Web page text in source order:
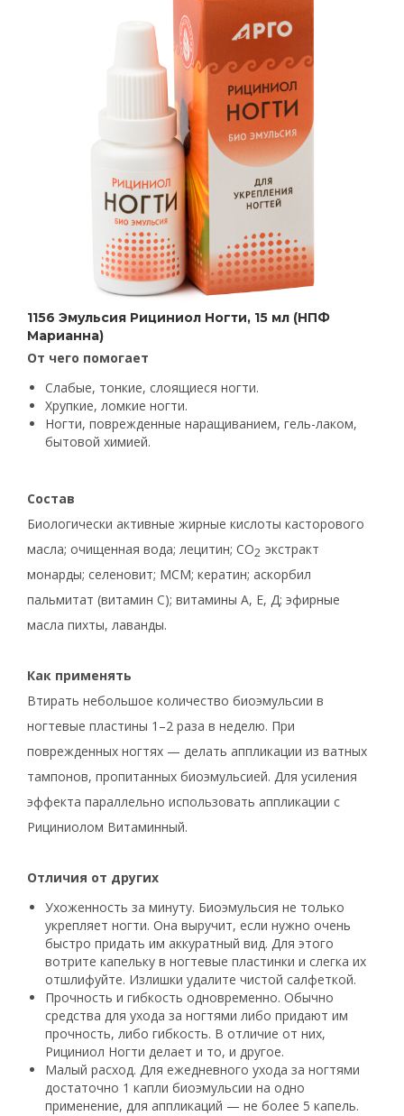
1156 Эмульсия Рициниол Ногти, 15 мл (НПФ
Марианна)
От чего помогает
Слабые, тонкие, слоящиеся ногти.
Хрупкие, ломкие ногти.
Ногти, поврежденные наращиванием, гель-лаком,
бытовой химией.
Состав
Биологически активные жирные кислоты касторового
масла; очищенная вода; лецитин; СО2 экстракт
монарды; селеновит; МСМ; кератин; аскорбил
пальмитат (витамин С); витамины А, Е, Д; эфирные
масла пихты, лаванды.
Как применять
Втирать небольшое количество биоэмульсии в
ногтевые пластины 1–2 раза в неделю. При
поврежденных ногтях — делать аппликации из ватных
тампонов, пропитанных биоэмульсией. Для усиления
эффекта параллельно использовать аппликации с
Рициниолом Витаминный.
Отличия от других
Ухоженность за минуту. Биоэмульсия не только
укрепляет ногти. Она выручит, если нужно очень
быстро придать им аккуратный вид. Для этого
вотрите капельку в ногтевые пластинки и слегка их
отшлифуйте. Излишки удалите чистой салфеткой.
Прочность и гибкость одновременно. Обычно
средства для ухода за ногтями либо придают им
прочность, либо гибкость. В отличие от них,
Рициниол Ногти делает и то, и другое.
Малый расход. Для ежедневного ухода за ногтями
достаточно 1 капли биоэмульсии на одно
применение, для аппликаций — не более 5 капель.